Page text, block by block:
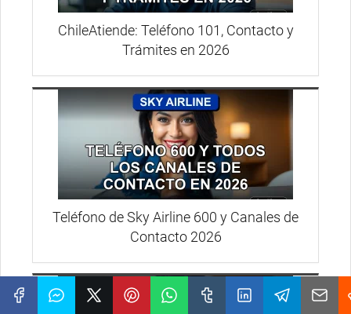
ChileAtiende: Teléfono 101, Contacto y
Trámites en 2026
Teléfono de Sky Airline 600 y Canales de
Contacto 2026